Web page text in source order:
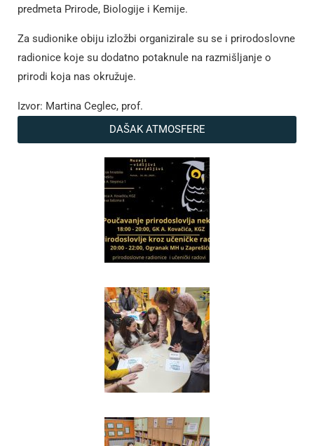
predmeta Prirode, Biologije i Kemije.
Za sudionike obiju izložbi organizirale su se i prirodoslovne
radionice koje su dodatno potaknule na razmišljanje o
prirodi koja nas okružuje.
Izvor: Martina Ceglec, prof.
DAŠAK ATMOSFERE